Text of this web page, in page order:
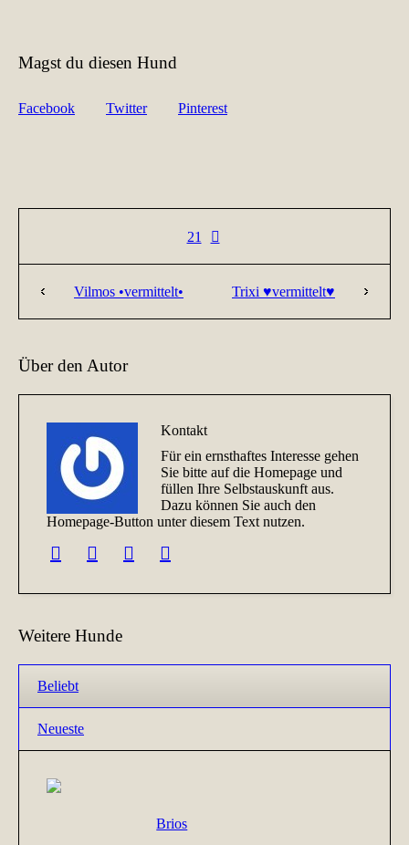
Magst du diesen Hund
Facebook Twitter Pinterest
21
Vilmos •vermittelt• Trixi ♥vermittelt♥
Über den Autor
Kontakt
Für ein ernsthaftes Interesse gehen
Sie bitte auf die Homepage und
füllen Ihre Selbstauskunft aus.
Dazu können Sie auch den
Homepage-Button unter diesem Text nutzen.
Weitere Hunde
Beliebt
Neueste
Brios